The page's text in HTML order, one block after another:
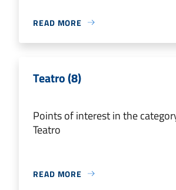
READ MORE
Teatro (8)
Points of interest in the
Teatro
READ MORE